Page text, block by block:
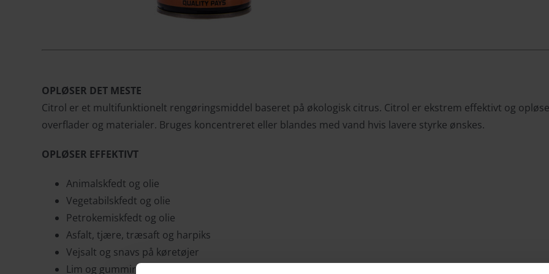
OPLØSER DET MESTE
Citrol er et multifunktionelt rengøringsmiddel baseret på økologisk citrus. Citrol er ekstrem effektivt og
overflader og materialer. Bruges koncentreret eller blandes med vand hvis lavere styrke ønskes.
OPLØSER EFFEKTIVT
Animalskfedt og olie
Vegetabilskfedt og olie
Petrokemiskfedt og olie
Asfalt, tjære, træsaft og harpiks
Vejsalt og snavs på køretøjer
Lim og gummirester